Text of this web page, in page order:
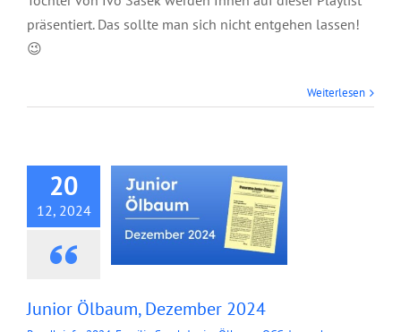
präsentiert. Das sollte man sich nicht entgehen lassen!
😉
Weiterlesen
20
12, 2024
Junior Ölbaum,
Junior Ölbaum, Dezember 2024